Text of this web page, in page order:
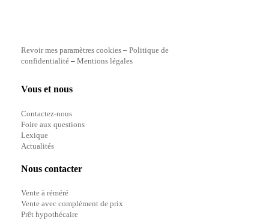
Revoir mes paramètres cookies– Politique de
confidentialité – Mentions légales
Vous et nous
Contactez-nous
Foire aux questions
Lexique
Actualités
Nous contacter
Vente à réméré
Vente avec complément de prix
Prêt hypothécaire